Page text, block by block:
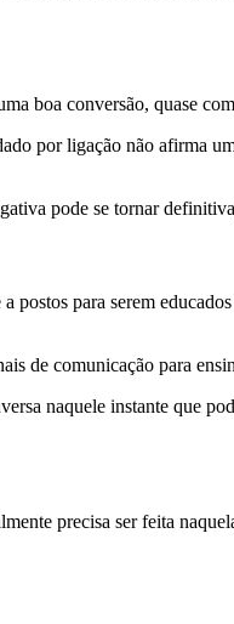
boa conversão, quase
por ligação não afirma
pode se tornar
para serem
de comunicação para
naquele instante que
precisa ser feita